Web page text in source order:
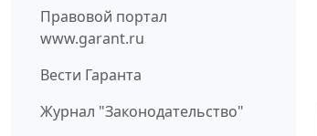
Правовой портал
www.garant.ru
Вести Гаранта
Журнал "Законодательство"